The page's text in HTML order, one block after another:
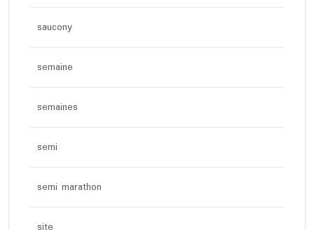
saucony
semaine
semaines
semi
semi marathon